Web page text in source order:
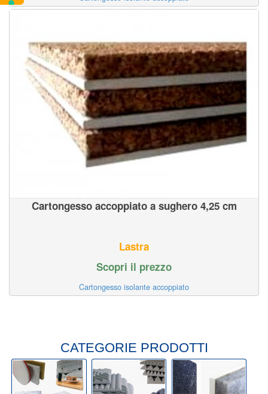
Cartongesso accoppiato a sughero 4,25 cm
Lastra
Scopri il prezzo
Cartongesso isolante accoppiato
CATEGORIE PRODOTTI